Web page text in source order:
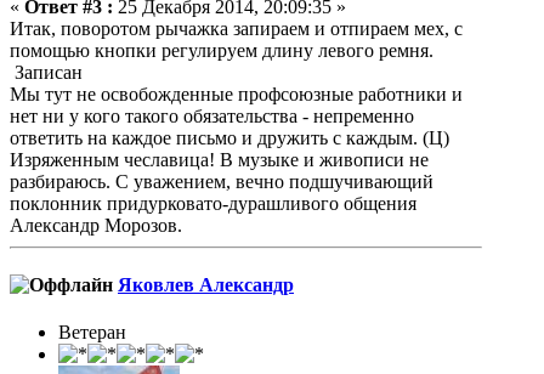
« Ответ #3 : 25 Декабря 2014, 20:09:35 »
Итак, поворотом рычажка запираем и отпираем мех, с
помощью кнопки регулируем длину левого ремня.
Записан
Мы тут не освобожденные профсоюзные работники и
нет ни у кого такого обязательства - непременно
ответить на каждое письмо и дружить с каждым. (Ц)
Изряженным чеславица! В музыке и живописи не
разбираюсь. С уважением, вечно подшучивающий
поклонник придурковато-дурашливого общения
Александр Морозов.
Яковлев Александр
Ветеран